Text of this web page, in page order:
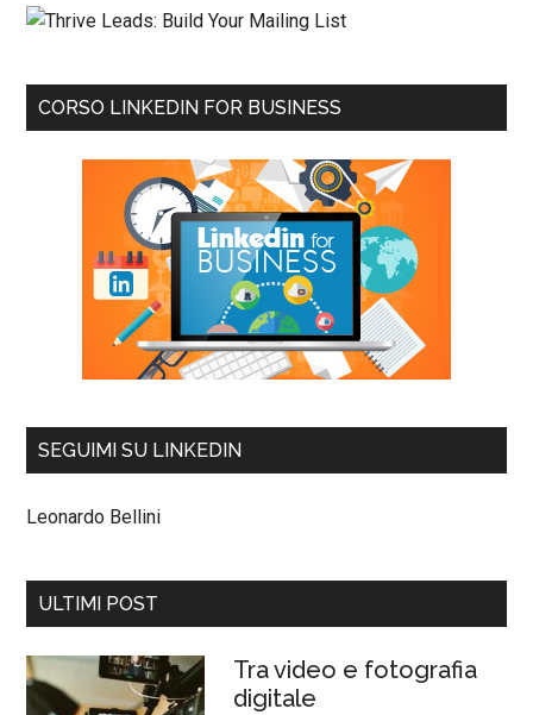
CORSO LINKEDIN FOR BUSINESS
SEGUIMI SU LINKEDIN
Leonardo Bellini
ULTIMI POST
Tra video e fotografia
digitale